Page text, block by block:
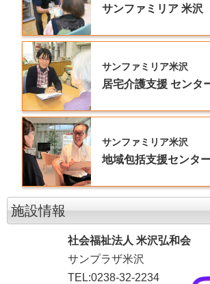
サンファミリア米沢
サンファミリア米沢
居宅介護支援センタ
サンファミリア米沢
地域包括支援センタ
施設情報
社会福祉法人 米沢弘和会
サンプラザ米沢
TEL:0238-32-2234